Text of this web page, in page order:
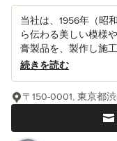
当社は、1956年（昭
ら伝わる美しい模様
膏製品を、製作し施
続きを読む
〒150-0001, 東京都渋